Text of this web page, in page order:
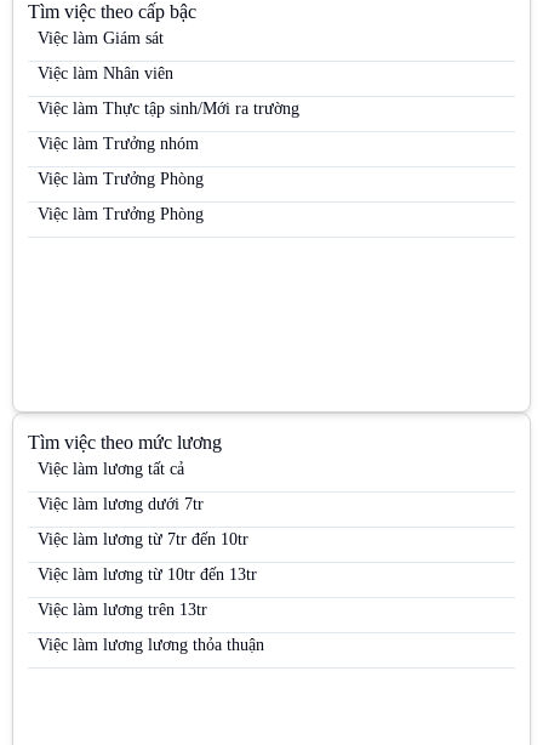
Việc làm Nhân viên trưng bày
Việc làm Nhân viên Trưng bày
Việc làm Nhân viên tư vấn bán hàng / Tư vấn viên
Việc làm Nhân viên tư vấn bán hàng ngành Dược / OTC / ETC
Việc làm Nhân viên văn phòng
Việc làm PG
Việc làm PG / PB Bán hàng
Việc làm Trưng bày
Việc làm Trưởng nhóm kinh doanh (Sales Team Leader)
Việc làm Trưởng nhóm PG
Việc làm Việc làm kho vận
Việc làm Việc làm sinh viên
Việc làm Việc làm thời vụ
Việc làm Việc làm văn phòng
Tìm việc theo cấp bậc
Việc làm Giám sát
Việc làm Nhân viên
Việc làm Thực tập sinh/Mới ra trường
Việc làm Trưởng nhóm
Việc làm Trưởng Phòng
Việc làm Trưởng Phòng
Tìm việc theo mức lương
Việc làm lương tất cả
Việc làm lương dưới 7tr
Việc làm lương từ 7tr đến 10tr
Việc làm lương từ 10tr đến 13tr
Việc làm lương trên 13tr
Việc làm lương lương thỏa thuận